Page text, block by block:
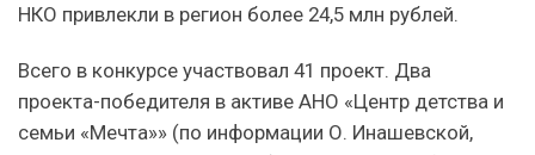
НКО привлекли в регион более 24,5 млн рублей.
Всего в конкурсе участвовал 41 проект. Два
проекта-победителя в активе АНО «Центр детства и
семьи «Мечта»» (по информации О. Инашевской,